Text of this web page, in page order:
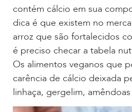
contém cálcio em sua
dica é que existem no
arroz que são fortalecidos
é preciso checar a tabela
Os alimentos veganos que
carência de cálcio deixada
linhaça, gergelim,